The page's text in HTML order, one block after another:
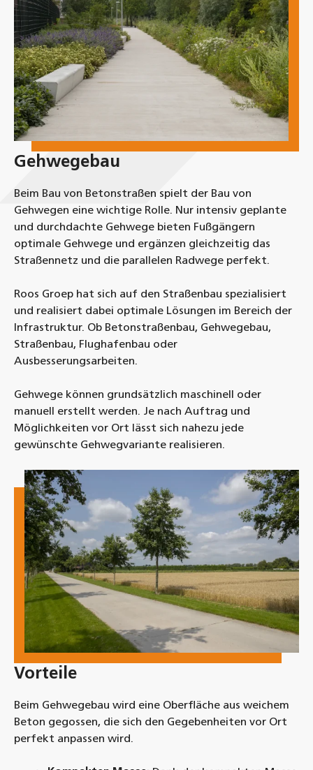
Gehwegebau
Beim Bau von Betonstraßen spielt der Bau von
Gehwegen eine wichtige Rolle. Nur intensiv geplante
und durchdachte Gehwege bieten Fußgängern
optimale Gehwege und ergänzen gleichzeitig das
Straßennetz und die parallelen Radwege perfekt.
Roos Groep hat sich auf den Straßenbau spezialisiert
und realisiert dabei optimale Lösungen im Bereich der
Infrastruktur. Ob Betonstraßenbau, Gehwegebau,
Straßenbau, Flughafenbau oder
Ausbesserungsarbeiten.
Gehwege können grundsätzlich maschinell oder
manuell erstellt werden. Je nach Auftrag und
Möglichkeiten vor Ort lässt sich nahezu jede
gewünschte Gehwegvariante realisieren.
Vorteile
Beim Gehwegebau wird eine Oberfläche aus weichem
Beton gegossen, die sich den Gegebenheiten vor Ort
perfekt anpassen wird.